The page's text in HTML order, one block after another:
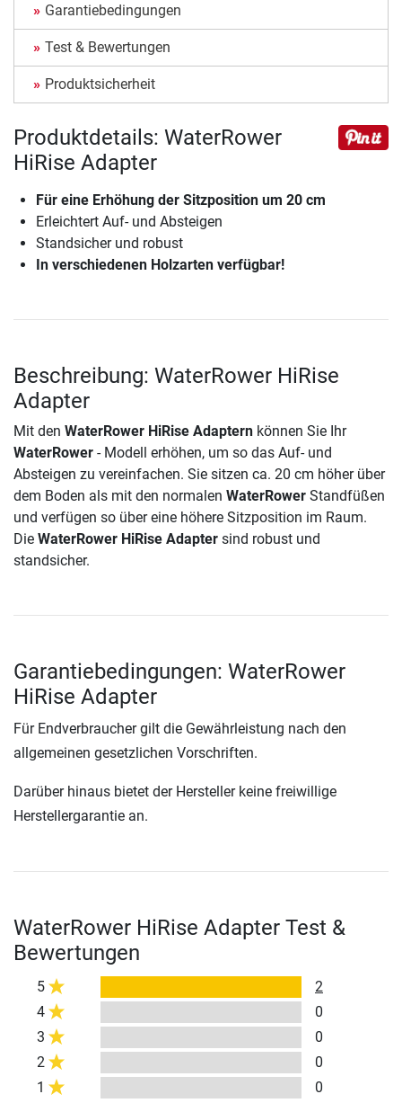
Garantiebedingungen
Test & Bewertungen
Produktsicherheit
Produktdetails: WaterRower
HiRise Adapter
Für eine Erhöhung der Sitzposition um 20 cm
Erleichtert Auf- und Absteigen
Standsicher und robust
In verschiedenen Holzarten verfügbar!
Beschreibung: WaterRower HiRise
Adapter
Mit den WaterRower HiRise Adaptern können Sie Ihr
WaterRower - Modell erhöhen, um so das Auf- und
Absteigen zu vereinfachen. Sie sitzen ca. 20 cm höher über
dem Boden als mit den normalen WaterRower Standfüßen
und verfügen so über eine höhere Sitzposition im Raum.
Die WaterRower HiRise Adapter sind robust und
standsicher.
Garantiebedingungen: WaterRower
HiRise Adapter
Für Endverbraucher gilt die Gewährleistung nach den
allgemeinen gesetzlichen Vorschriften.
Darüber hinaus bietet der Hersteller keine freiwillige
Herstellergarantie an.
WaterRower HiRise Adapter Test &
Bewertungen
5
2
4
0
3
0
2
0
1
0